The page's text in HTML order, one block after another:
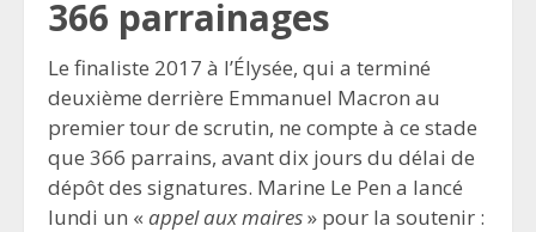
366 parrainages
Le finaliste 2017 à l’Élysée, qui a terminé
deuxième derrière Emmanuel Macron au
premier tour de scrutin, ne compte à ce stade
que 366 parrains, avant dix jours du délai de
dépôt des signatures. Marine Le Pen a lancé
lundi un « appel aux maires» pour la soutenir :